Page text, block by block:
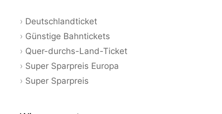
Deutschlandticket
Günstige Bahntickets
Quer-durchs-Land-Ticket
Super Sparpreis Europa
Super Sparpreis